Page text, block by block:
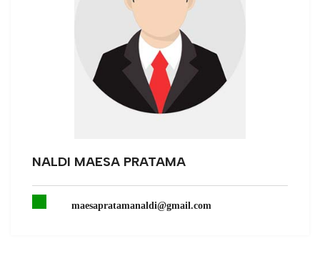
NALDI MAESA PRATAMA
maesapratamanaldi@gmail.com